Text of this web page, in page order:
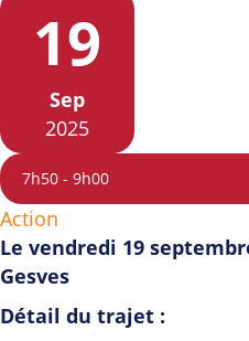
19
Sep
2025
7h50 - 9h00
Action
Le vendredi 19
Gesves
Détail du trajet :